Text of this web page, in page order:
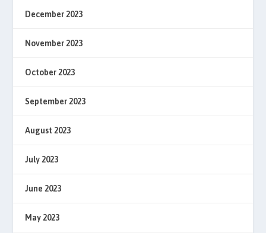
December 2023
November 2023
October 2023
September 2023
August 2023
July 2023
June 2023
May 2023